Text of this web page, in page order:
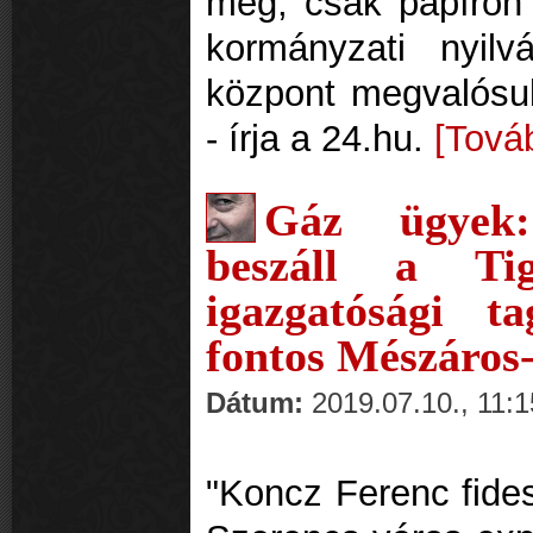
kormányzati
központ
- írja a 24.hu.
Gáz
beszáll a
igazgatósági
fontos
Dátum: 2019.07.10.,
"Koncz Ferenc